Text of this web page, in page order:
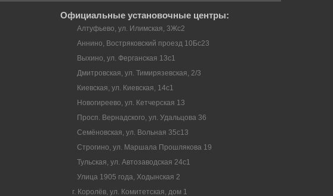
Официальные установочные центры:
Алтуфьево, ул. Илимская, 3Жс2
Аннино, Востряковский проезд 10Бс23
Выхино, ул. Ферганская 13с1
Дмитровская, ул. Тимирязевская, 2/3
Киевская, ул. Киевская, 14с1
Новогиреево, ул. Кетчерская 13
Просп. Вернадского, ул. Удальцова 36
Семёновская, ул. Вольная 35с13
Строгино, ул. Маршала Прошлякова 19
Тульская, ул. Автозаводская 24с1
Улица 1905 года, Ходынская 2
г. Королёв, ул. Комитетская, дом 1